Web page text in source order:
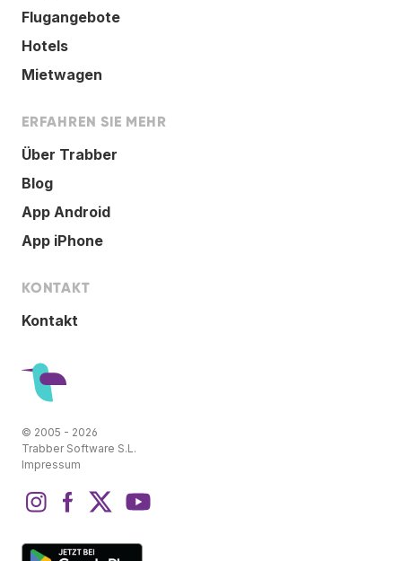
Flugangebote
Hotels
Mietwagen
ERFAHREN SIE MEHR
Über Trabber
Blog
App Android
App iPhone
KONTAKT
Kontakt
© 2005 - 2026
Trabber Software S.L.
Impressum